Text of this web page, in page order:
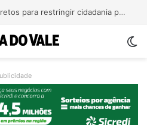
Guaporé